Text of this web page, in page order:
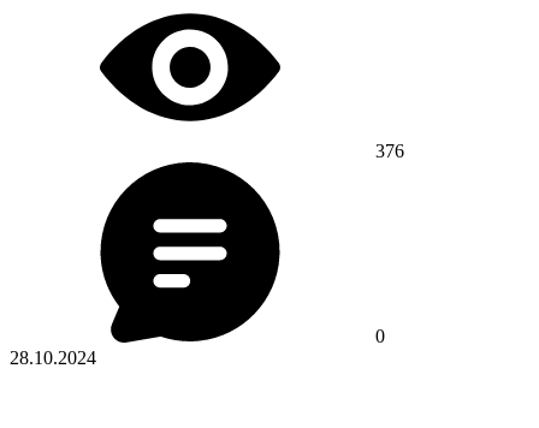
376
0
28.10.2024